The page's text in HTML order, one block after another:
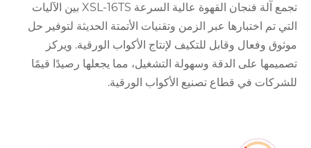
تجمع آلة فنجان القهوة عالية السرعة XSL-16TS بين الآليات
التي تم اختبارها عبر الزمن وتقنيات الأتمتة الحديثة لتوفير حل
موثوق وفعال وقابل للتكيف لإنتاج الأكواب الورقية. ويركز
تصميمها على الدقة وسهولة التشغيل، مما يجعلها رصيدًا قيمًا
للشركات في قطاع تصنيع الأكواب الورقية.